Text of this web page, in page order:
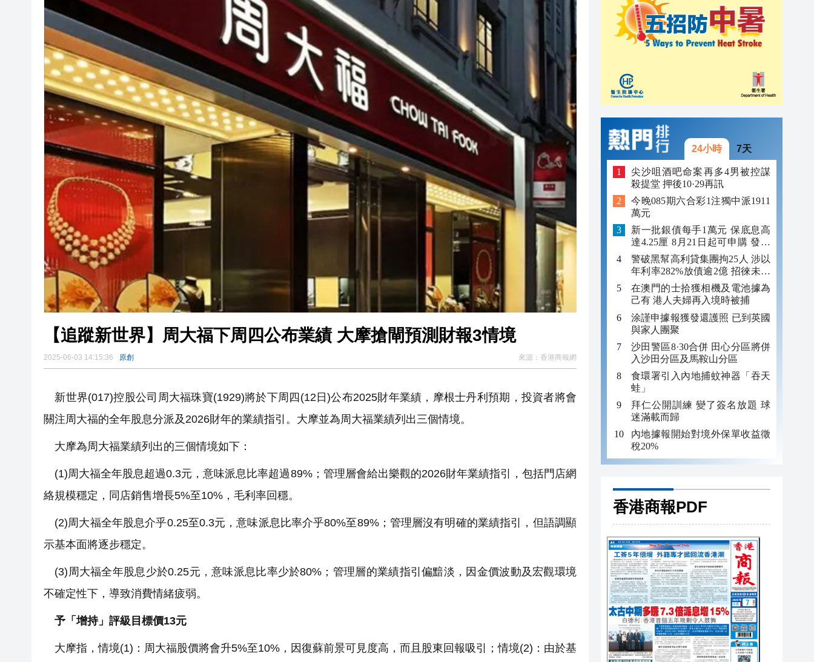
紫金礦業：旗下相關銅礦不屬於剛果（金）禁止出口的產品 股價漲近2%
10:06
谷歌母公司發債籌250億美元 獲逾4倍認購
10:00
警方觀塘一單位檢值12萬元毒品 拘捕15男女
09:58
【追蹤新世界】周大福下周四公布業績 大摩搶閘預測財報3情境
2025-06-03 14:15:36 原創 來源： 香港商報網
新世界(017)控股公司周大福珠寶(1929)將於下周四(12日)公布2025財年業績，摩根士丹利預期，投資者將會
關注周大福的全年股息分派及2026財年的業績指引。大摩並為周大福業績列出三個情境。
大摩為周大福業績列出的三個情境如下：
(1)周大福全年股息超過0.3元，意味派息比率超過89%；管理層會給出樂觀的2026財年業績指引，包括門店網
絡規模穩定，同店銷售增長5%至10%，毛利率回穩。
(2)周大福全年股息介乎0.25至0.3元，意味派息比率介乎80%至89%；管理層沒有明確的業績指引，但語調顯
示基本面將逐步穩定。
(3)周大福全年股息少於0.25元，意味派息比率少於80%；管理層的業績指引偏黯淡，因金價波動及宏觀環境
不確定性下，導致消費情緒疲弱。
予「增持」評級目標價13元
大摩指，情境(1)：周大福股價將會升5%至10%，因復蘇前景可見度高，而且股東回報吸引；情境(2)：由於基
24小時 7天
尖沙咀酒吧命案再多4男被控謀
殺提堂 押後10·29再訊
今晚085期六合彩1注獨中派1911
萬元
新一批銀債每手1萬元 保底息高
達4.25厘 8月21日起可申購 發行
金額最多550億
警破黑幫高利貸集團拘25人 涉以
年利率282%放債逾2億 招徠未成
年追數
在澳門的士拾獲相機及電池據為
己有 港人夫婦再入境時被捕
涂謹申據報獲發還護照 已到英國
與家人團聚
沙田警區8·30合併 田心分區將併
入沙田分區及馬鞍山分區
食環署引入內地捕蚊神器「吞天
蛙」
拜仁公開訓練 變了簽名放題 球
迷滿載而歸
內地據報開始對境外保單收益徵
稅20%
香港商報PDF